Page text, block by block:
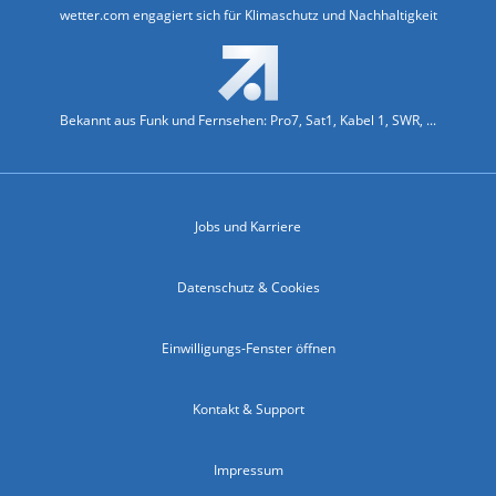
wetter.com engagiert sich für Klimaschutz und Nachhaltigkeit
Bekannt aus Funk und Fernsehen: Pro7, Sat1, Kabel 1, SWR, ...
Jobs und Karriere
Datenschutz & Cookies
Einwilligungs-Fenster öffnen
Kontakt & Support
Impressum